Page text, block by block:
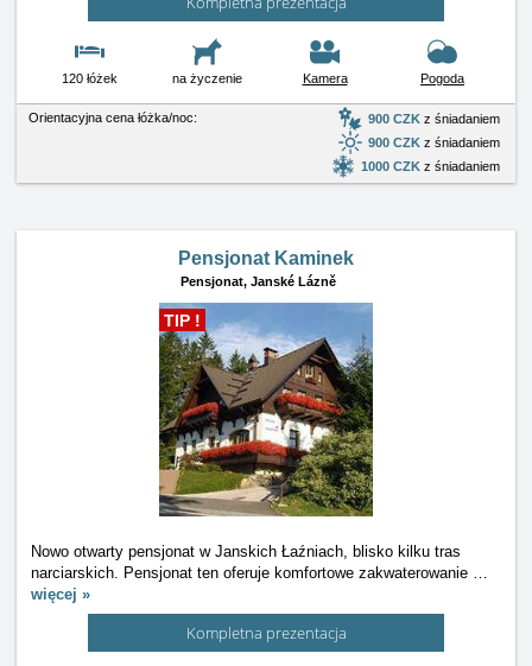
120 łóżek na życzenie Kamera Pogoda
Orientacyjna cena łóżka/noc: 900 CZK z śniadaniem
900 CZK z śniadaniem
1000 CZK z śniadaniem
Pensjonat Kaminek
Pensjonat, Janské Lázně
TIP !
Nowo otwarty pensjonat w Janskich Łaźniach, blisko kilku tras
narciarskich. Pensjonat ten oferuje komfortowe zakwaterowanie …
więcej »
Kompletna prezentacja